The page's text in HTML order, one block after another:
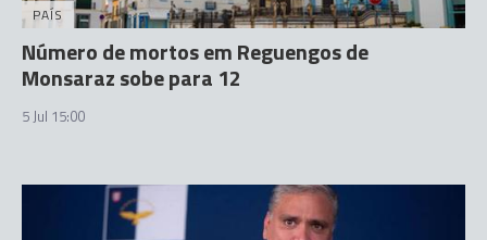
PAÍS
Número de mortos em Reguengos de
Monsaraz sobe para 12
5 Jul 15:00